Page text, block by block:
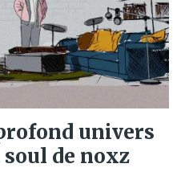
univers
de noxz